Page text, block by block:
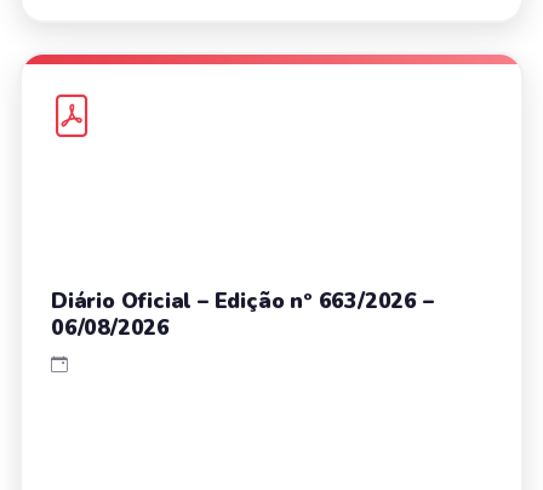
Diário Oficial – Edição nº 663/2026 –
06/08/2026